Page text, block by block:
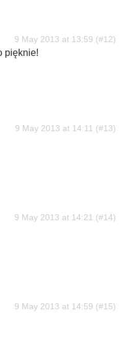
9 May 2013 at 13:59
pięknie!
9 May 2013 at 14:11
9 May 2013 at 14:21
9 May 2013 at 14:59